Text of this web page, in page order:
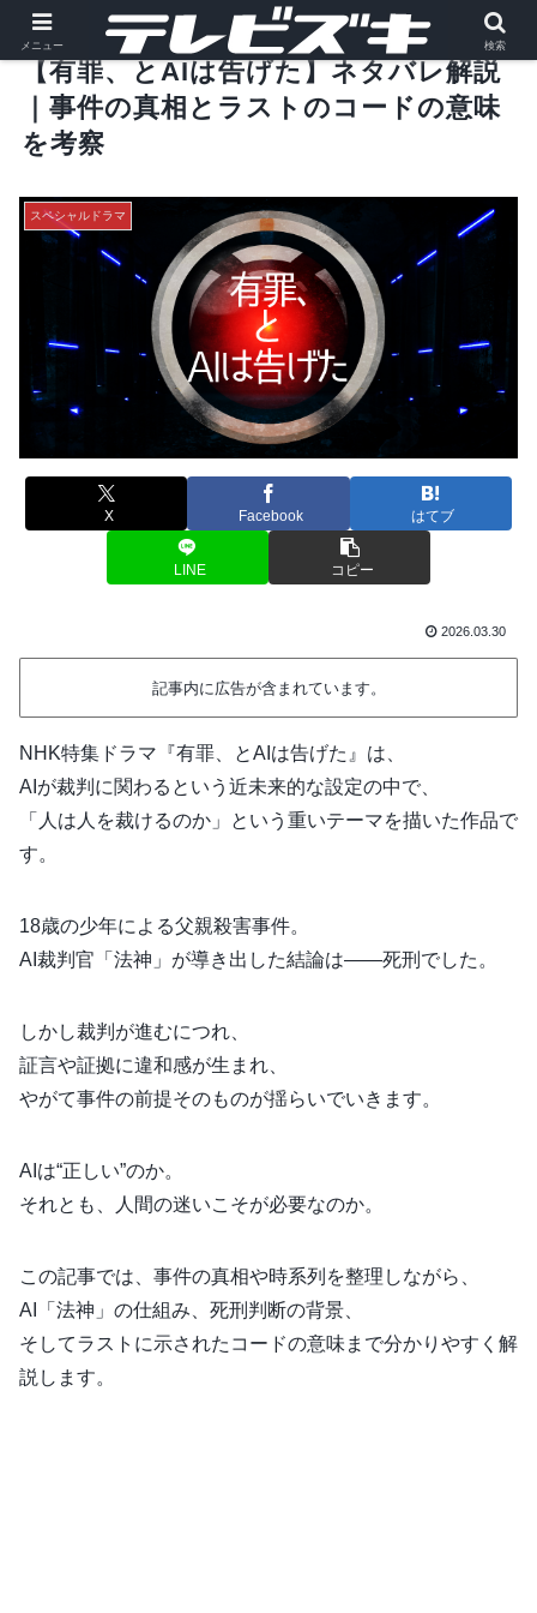
【有罪、とAIは告げた】ネタバレ解説
｜事件の真相とラストのコードの意味
を考察
スペシャルドラマ
X Facebook はてブ
LINE コピー
2026.03.30
記事内に広告が含まれています。
NHK特集ドラマ『有罪、とAIは告げた』は、
AIが裁判に関わるという近未来的な設定の中で、
「人は人を裁けるのか」という重いテーマを描いた作品で
す。
18歳の少年による父親殺害事件。
AI裁判官「法神」が導き出した結論は――死刑でした。
しかし裁判が進むにつれ、
証言や証拠に違和感が生まれ、
やがて事件の前提そのものが揺らいでいきます。
AIは“正しい”のか。
それとも、人間の迷いこそが必要なのか。
この記事では、事件の真相や時系列を整理しながら、
AI「法神」の仕組み、死刑判断の背景、
そしてラストに示されたコードの意味まで分かりやすく解
説します。
メニュー 検索